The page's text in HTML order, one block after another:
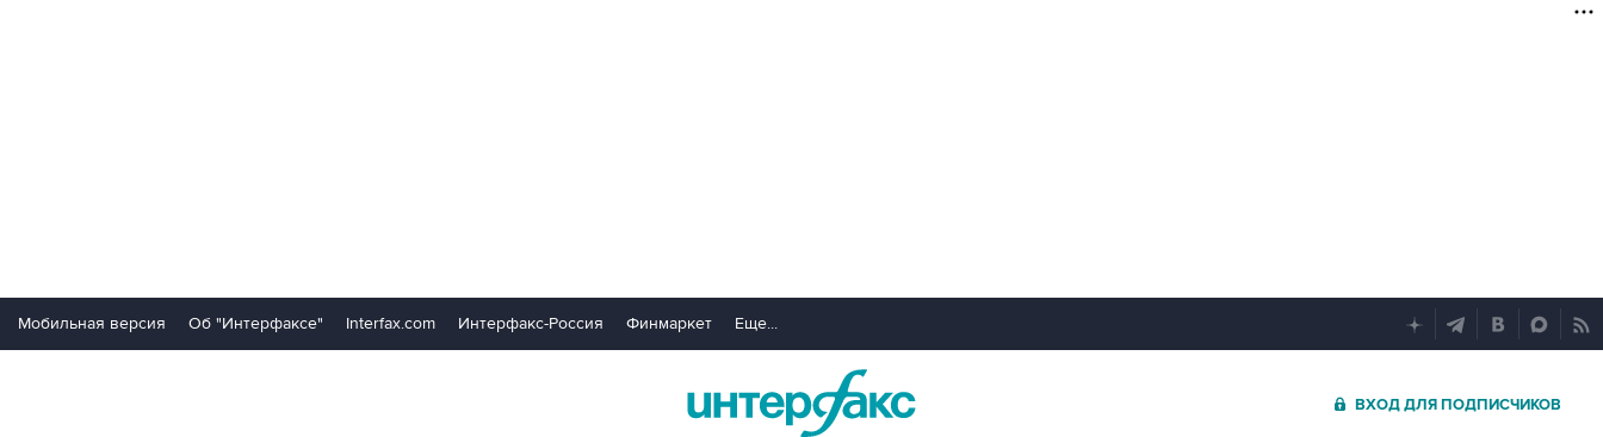
Мобильная версия Об "Интерфаксе" Interfax.com Интерфакс-Россия Финмаркет Еще...
ВХОД ДЛЯ ПОДПИСЧИКОВ